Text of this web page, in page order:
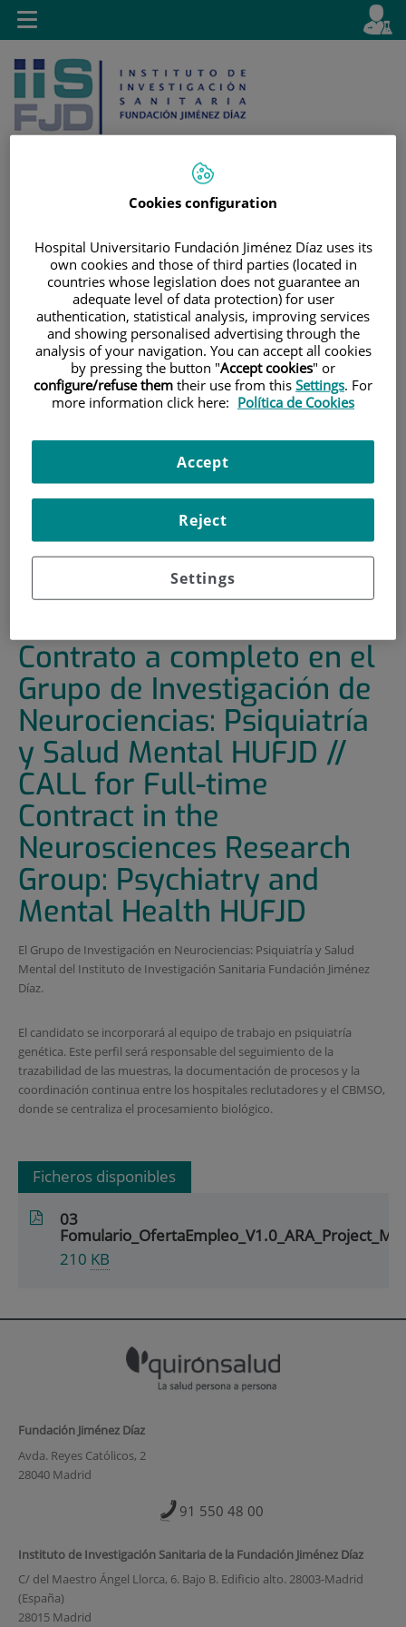
Saltar al contenido
contenido
activo
es
Toggle
navigation
OFERTAS DE EMPLEO
|CONVOCATORIA DE CONTRATO A COMPLETO EN EL
GRUPO DE INVESTIGACIÓN DE NEUROCIENCIAS:
PSIQUIATRÍA Y SALUD MENTAL HUFJD // CALL FOR FULL-
TIME CONTRACT IN THE NEUROSCIENCES RESEARCH
GROUP: PSYCHIATRY AND MENTAL HEALTH HUFJD
Contrato a completo en el
Grupo de Investigación de
Neurociencias: Psiquiatría
y Salud Mental HUFJD //
CALL for Full-time
Contract in the
Neurosciences Research
Group: Psychiatry and
Mental Health HUFJD
El Grupo de Investigación en Neurociencias: Psiquiatría y Salud
Mental del Instituto de Investigación Sanitaria Fundación Jiménez
Díaz.
El candidato se incorporará al equipo de trabajo en psiquiatría
genética. Este perfil será responsable del seguimiento de la
trazabilidad de las muestras, la documentación de procesos y la
coordinación continua entre los hospitales reclutadores y el CBMSO,
donde se centraliza el procesamiento biológico.
Ficheros disponibles
03
210 KB
Fundación Jiménez Díaz
Avda. Reyes Católicos, 2
28040 Madrid
91 550 48 00
Instituto de Investigación Sanitaria de la Fundación Jiménez Díaz
C/ del Maestro Ángel Llorca, 6. Bajo B. Edificio alto. 28003-Madrid
(España)
28015 Madrid
Cookies configuration
Hospital Universitario Fundación Jiménez Díaz uses its
own cookies and those of third parties (located in
countries whose legislation does not guarantee an
adequate level of data protection) for user
authentication, statistical analysis, improving services
and showing personalised advertising through the
analysis of your navigation. You can accept all cookies
by pressing the button "Accept cookies" or
configure/refuse them their use from this Settings. For
more information click here: Política de Cookies
Settings
Reject
Accept